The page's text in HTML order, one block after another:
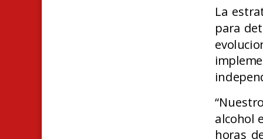
La
para
alcohol
horas